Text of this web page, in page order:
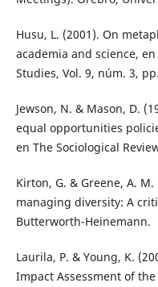
Husu, L. (2001). On
academia and science,
Studies, Vol. 9, núm. 3,
Jewson, N. & Mason, D.
equal opportunities
en The Sociological
Kirton, G. & Greene, A.
managing diversity: A
Butterworth-Heinemann.
Laurila, P. & Young, K.
Impact Assessment of